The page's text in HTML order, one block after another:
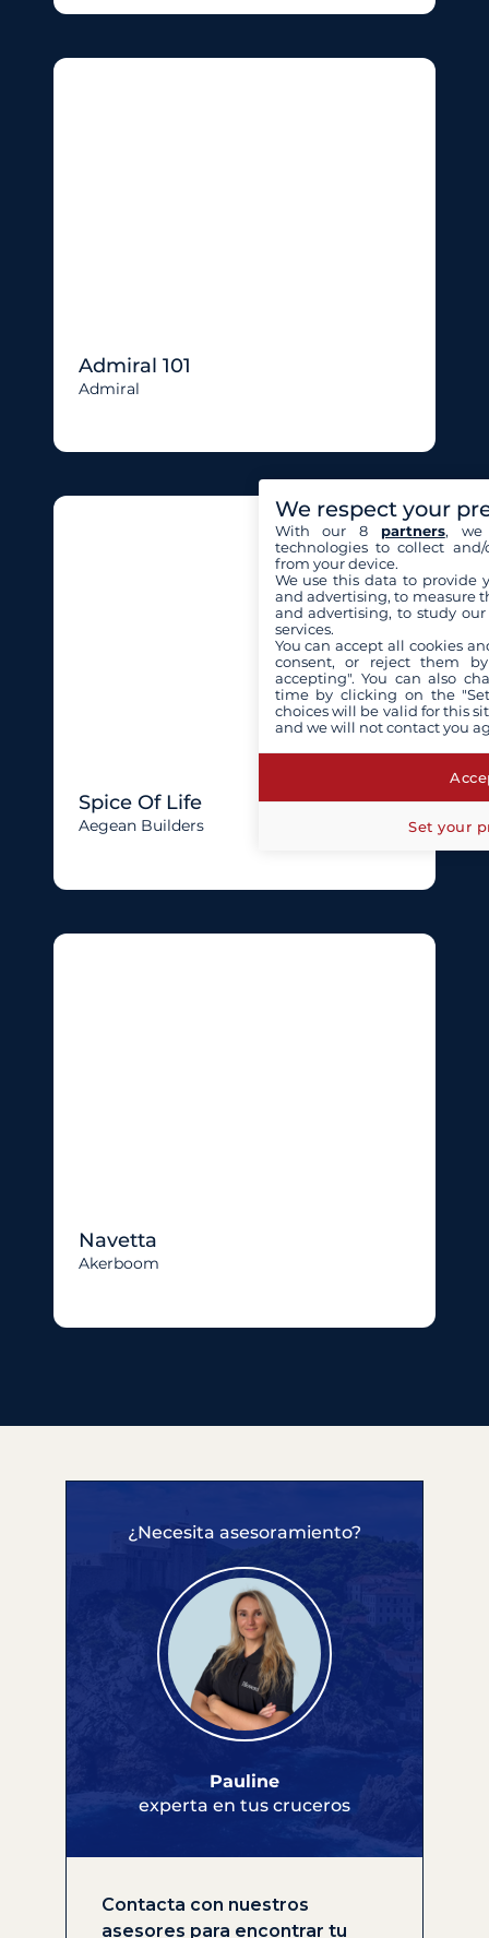
Admiral 101
Admiral
Spice Of Life
Aegean Builders
Navetta
Akerboom
¿Necesita asesoramiento?
Pauline
experta en tus cruceros
Contacta con nuestros
asesores para encontrar tu
We respect your
With our 8 partners, we
technologies to collect
from your device.
We use this data to provide
and advertising, to measure
and advertising, to study
services.
You can accept all cookies
consent, or reject them
accepting". You can also
time by clicking on the
choices will be valid for this
and we will not contact you
Set your